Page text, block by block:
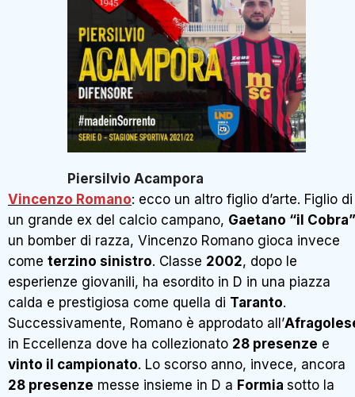
Piersilvio Acampora
Vincenzo Romano: ecco un altro figlio d’arte. Figlio di
un grande ex del calcio campano, Gaetano “il Cobra”
un bomber di razza, Vincenzo Romano gioca invece
come terzino sinistro. Classe 2002, dopo le
esperienze giovanili, ha esordito in D in una piazza
calda e prestigiosa come quella di Taranto.
Successivamente, Romano è approdato all’
in Eccellenza dove ha collezionato 28 presenze e
vinto il campionato. Lo scorso anno, invece, ancora
28 presenze messe insieme in D a Formia sotto la